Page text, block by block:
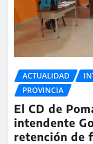
ACTUALIDAD
PROVINCIA
El CD de
intendente
retención de